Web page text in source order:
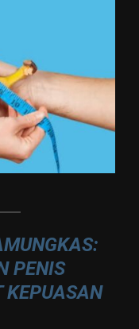
PENIS
KEPUASAN